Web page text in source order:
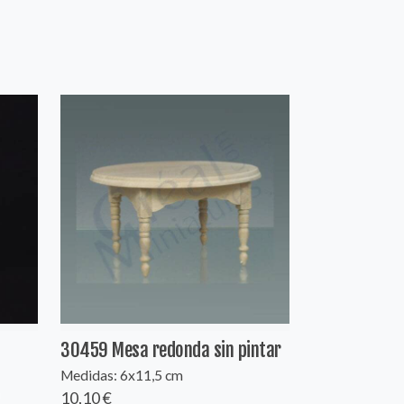
30459 Mesa redonda sin pintar
Medidas: 6x11,5 cm
10,10 €